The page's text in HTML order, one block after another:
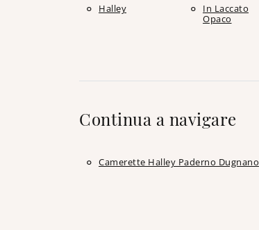
Halley
In Laccato
Opaco
Continua a navigare
Camerette Halley Paderno Dugnano